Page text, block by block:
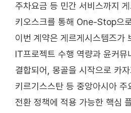
주차요금 등 민간 서비스까지 게
키오스크를 통해 One-Stop으
이번 계약은 게르게시스템즈가
IT프로젝트 수행 역량과 윤커뮤
결합되어, 몽골을 시작으로 카
키르기스스탄 등 중앙아시아 주
전환 정책에 적용 가능한 핵심